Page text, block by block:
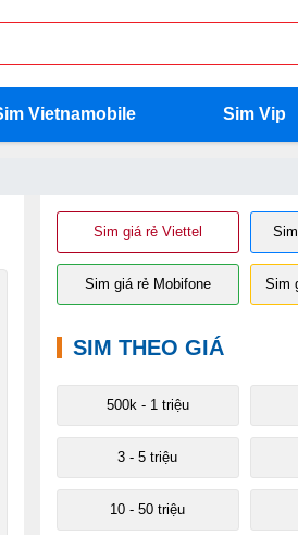
Vietnamobile Sim Vip
Sim giá rẻ Viettel
Sim giá rẻ Mobifone Sim
SIM THEO GIÁ
500k - 1 triệu
3 - 5 triệu
10 - 50 triệu